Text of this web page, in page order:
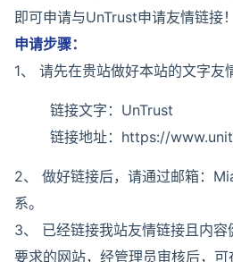
即可申请与UnTrust申请友情链接！
申请步骤：
1、 请先在贵站做好本站的文字友
链接文字：UnTrust
链接地址：https://
2、 做好链接后，请通过邮箱：
系。
3、 已经链接我站友情链接且内容
要求的网站，经管理员审核后，